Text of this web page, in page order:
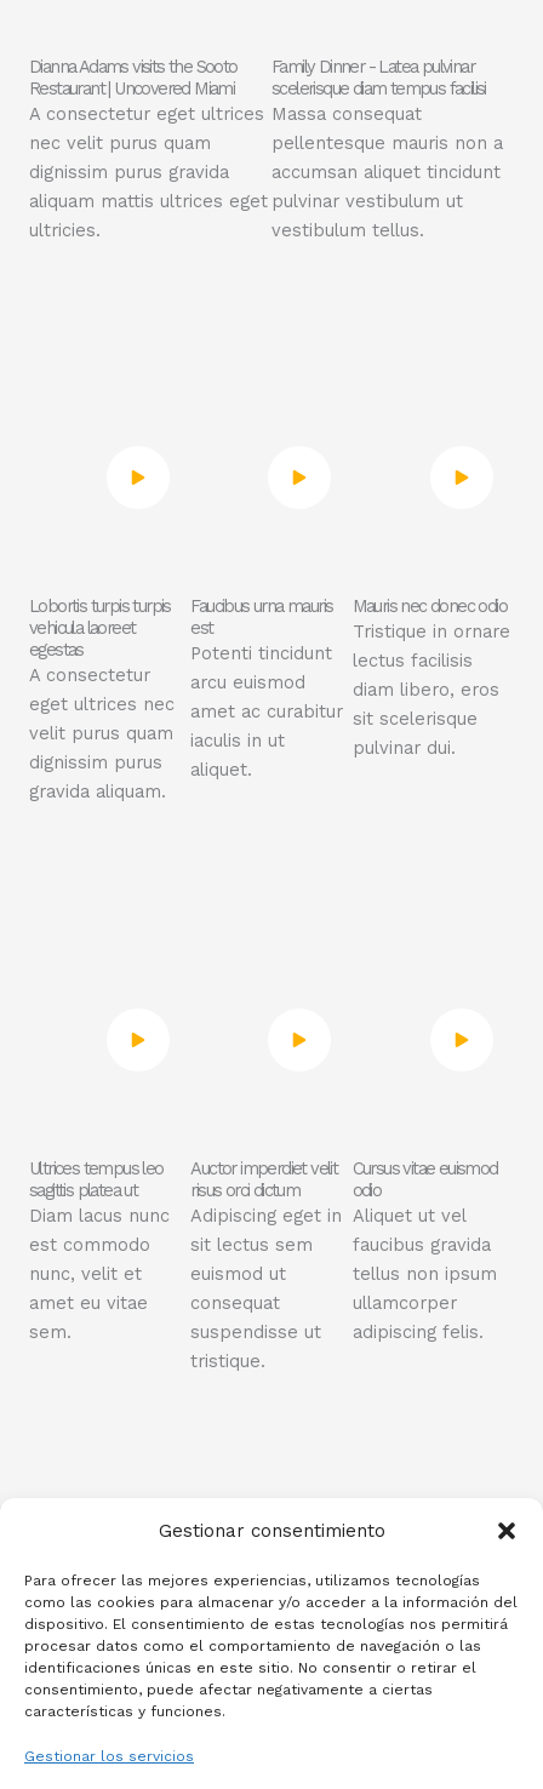
Gestionar consentimiento
Para ofrecer las mejores experiencias, utilizamos tecnologías
como las cookies para almacenar y/o acceder a la información del
dispositivo. El consentimiento de estas tecnologías nos permitirá
procesar datos como el comportamiento de navegación o las
identificaciones únicas en este sitio. No consentir o retirar el
consentimiento, puede afectar negativamente a ciertas
características y funciones.
Gestionar los servicios
Dianna Adams visits the Sooto
Restaurant | Uncovered Miami
A consectetur eget ultrices
nec velit purus quam
dignissim purus gravida
aliquam mattis ultrices eget
ultricies.
Family Dinner - Latea pulvinar
scelerisque diam tempus facilisi
Massa consequat
pellentesque mauris non a
accumsan aliquet tincidunt
pulvinar vestibulum ut
vestibulum tellus.
Lobortis turpis turpis
vehicula laoreet
egestas
A consectetur
eget ultrices nec
velit purus quam
dignissim purus
gravida aliquam.
Faucibus urna mauris
est
Potenti tincidunt
arcu euismod
amet ac curabitur
iaculis in ut
aliquet.
Mauris nec donec odio
Tristique in ornare
lectus facilisis
diam libero, eros
sit scelerisque
pulvinar dui.
Ultrices tempus leo
sagittis platea ut
Diam lacus nunc
est commodo
nunc, velit et
amet eu vitae
sem.
Auctor imperdiet velit
risus orci dictum
Adipiscing eget in
sit lectus sem
euismod ut
consequat
suspendisse ut
tristique.
Cursus vitae euismod
odio
Aliquet ut vel
faucibus gravida
tellus non ipsum
ullamcorper
adipiscing felis.
Join Mailing List
Sign up and get all the
latest, ad-free reviews,
recipes and news sent to